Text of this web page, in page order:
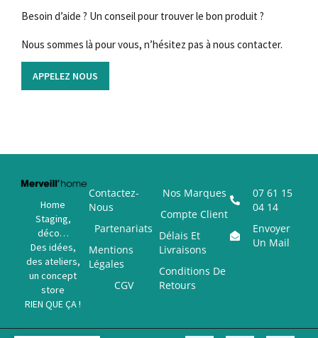
Besoin d’aide ? Un conseil pour trouver le bon produit ?
Nous sommes là pour vous, n’hésitez pas à nous contacter.
APPELEZ NOUS
Home
Staging,
déco…
Des idées,
des ateliers,
un concept
store
RIEN QUE ÇA !
Contactez-
Nous
Partenariats
Mentions
Légales
CGV
Nos Marques
Compte Client
Délais Et
Livraisons
Conditions De
Retours
07 61 15
04 14
Envoyer
Un Mail